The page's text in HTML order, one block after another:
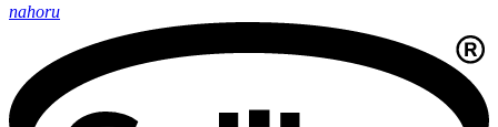
nahoru